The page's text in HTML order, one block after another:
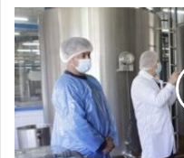
Queserías
de
la
Región
de
Los
Ríos
participaron